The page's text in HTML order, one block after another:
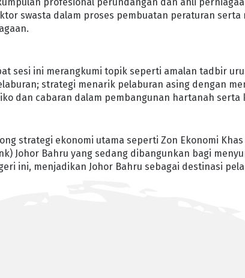
swasta dalam proses pembuatan peraturan serta
sesi ini merangkumi topik seperti amalan tadbir
strategi menarik pelaburan asing dengan
dan cabaran dalam pembangunan hartanah serta
strategi ekonomi utama seperti Zon Ekonomi Khas
Johor Bahru yang sedang dibangunkan bagi
ini, menjadikan Johor Bahru sebagai destinasi